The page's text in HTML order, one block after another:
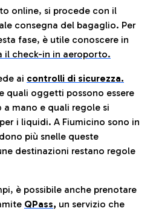
online, si procede con il
consegna del bagaglio. Per
fase, è utile conoscere in
il check-in in aeroporto.
ai controlli di sicurezza.
quali oggetti possono essere
mano e quali regole si
i liquidi. A Fiumicino sono in
più snelle queste
destinazioni restano regole
è possibile anche prenotare
QPass, un servizio che